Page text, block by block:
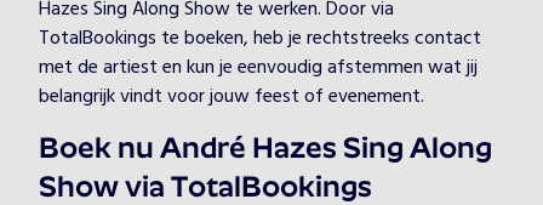
Hazes Sing Along Show te werken. Door via
TotalBookings te boeken, heb je rechtstreeks contact
met de artiest en kun je eenvoudig afstemmen wat jij
belangrijk vindt voor jouw feest of evenement.
Boek nu André Hazes Sing Along
Show via TotalBookings